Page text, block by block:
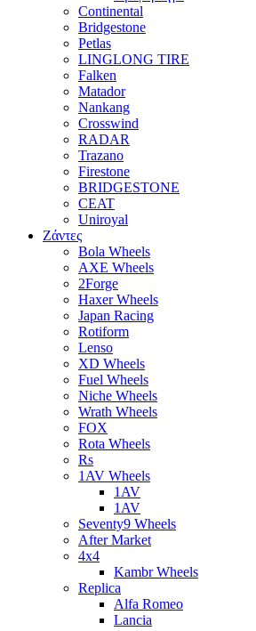
Continental
Bridgestone
Petlas
LINGLONG TIRE
Falken
Matador
Nankang
Crosswind
RADAR
Trazano
Firestone
BRIDGESTONE
CEAT
Uniroyal
Ζάντες
Bola Wheels
AXE Wheels
2Forge
Haxer Wheels
Japan Racing
Rotiform
Lenso
XD Wheels
Fuel Wheels
Niche Wheels
Wrath Wheels
FOX
Rota Wheels
Rs
1AV Wheels
1AV
1AV
Seventy9 Wheels
After Market
4x4
Kambr Wheels
Replica
Alfa Romeo
Lancia